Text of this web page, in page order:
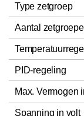
Type zetgroep
Aantal
PID-regeling
Max. Vermogen
Spanning in volt